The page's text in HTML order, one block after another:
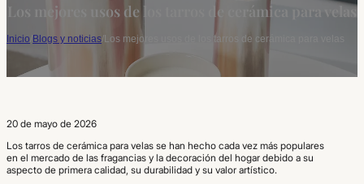
Los mejores usos de los tarros de cerámica para velas
Inicio Blogs y noticias/Los mejores usos de los tarros de cerámica para velas
20 de mayo de 2026
Los tarros de cerámica para velas se han hecho cada vez más populares
en el mercado de las fragancias y la decoración del hogar debido a su
aspecto de primera calidad, su durabilidad y su valor artístico.